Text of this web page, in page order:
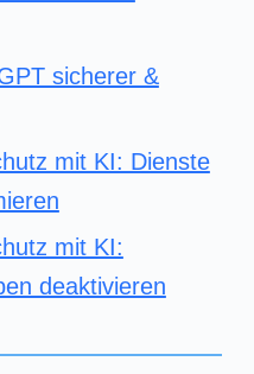
sicherer &
mit KI: Dienste
mit KI:
deaktivieren